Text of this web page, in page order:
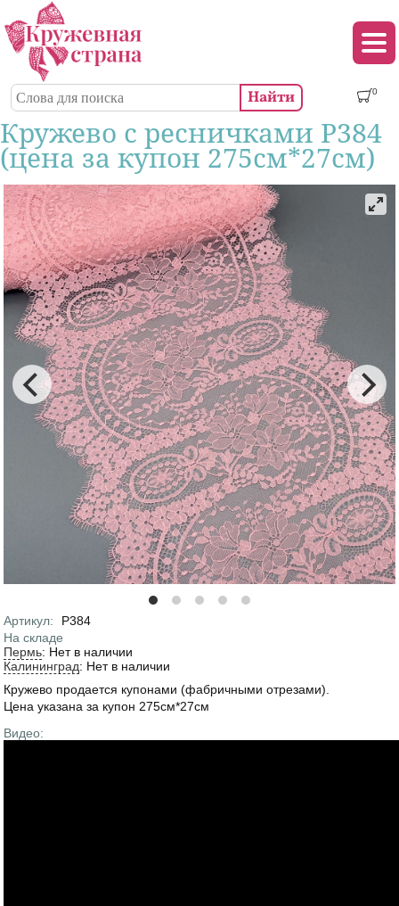
Перейти к основному содержанию
Форма поиска
Поиск 0
Кружево с ресничками Р384
(цена за купон 275см*27см)
Артикул:
Р384
На складе
Пермь: Нет в наличии
Калининград: Нет в наличии
Кружево продается купонами (фабричными отрезами).
Цена указана за купон 275см*27см
Видео: